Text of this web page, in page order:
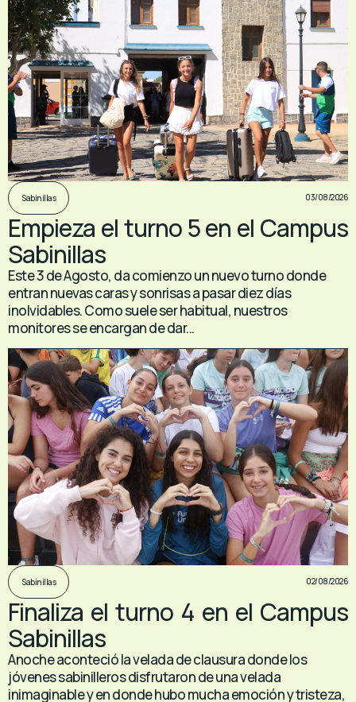
Sabinillas 03/08/2026
Empieza el turno 5 en el Campus
Sabinillas
Este 3 de Agosto, da comienzo un nuevo turno donde
entran nuevas caras y sonrisas a pasar diez días
inolvidables. Como suele ser habitual, nuestros
monitores se encargan de dar...
Sabinillas 02/08/2026
Finaliza el turno 4 en el Campus
Sabinillas
Anoche aconteció la velada de clausura donde los
jóvenes sabinilleros disfrutaron de una velada
inimaginable y en donde hubo mucha emoción y tristeza,